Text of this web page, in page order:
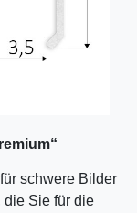
schwere Bilder
Sie für die